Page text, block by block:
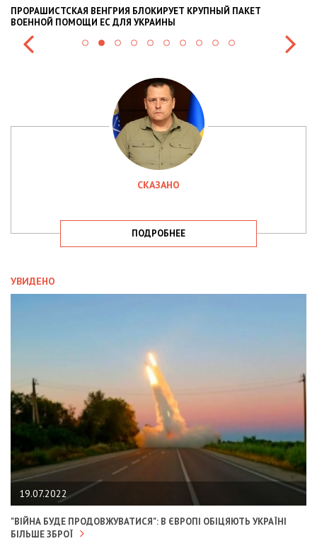
ВЕНГРИЯ БЛОКИРУЕТ КРУПНЫЙ ПАКЕТ
ПОМОЩИ ЕС ДЛЯ УКРАИНЫ
СКАЗАНО
ПОДРОБНЕЕ
УВИДЕНО
19.07.2022
"ВІЙНА БУДЕ ПРОДОВЖУВАТИСЯ": В ЄВРОПІ ОБІЦЯЮТЬ УКРАЇНІ
БІЛЬШЕ ЗБРОЇ